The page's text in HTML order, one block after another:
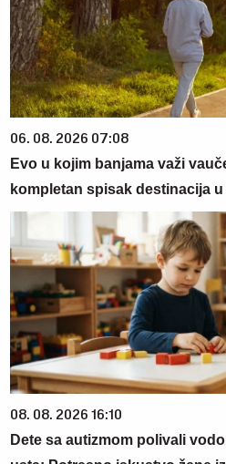
06. 08. 2026 07:08
Evo u kojim banjama važi
kompletan spisak destinacija
08. 08. 2026 16:10
Dete sa autizmom polivali